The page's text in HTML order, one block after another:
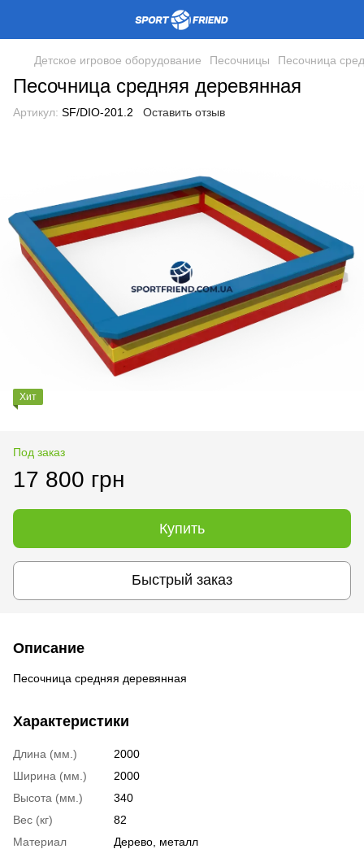
Детское игровое оборудование Песочницы Песочница
Песочница средняя деревянная
Артикул: SF/DIO-201.2 Оставить отзыв
Хит
Под заказ
17 800 грн
Купить
Быстрый заказ
Описание
Песочница средняя деревянная
Характеристики
Длина (мм.)
2000
Ширина (мм.)
2000
Высота (мм.)
340
Вес (кг)
82
Материал
Дерево, металл